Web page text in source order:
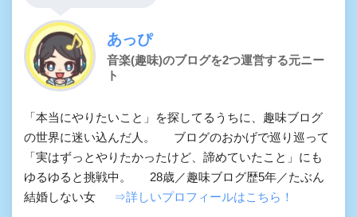
あっぴ
音楽(趣味)のブログを2つ運営する元ニー
ト
「本当にやりたいこと」を探してるうちに、趣味ブログ
の世界に迷い込んだ人。 ブログのおかげで巡り巡って
「実はずっとやりたかったけど、諦めていたこと」にも
ゆるゆると挑戦中。 28歳／趣味ブログ歴5年／たぶん
結婚しない女
⇒詳しいプロフィールはこちら！